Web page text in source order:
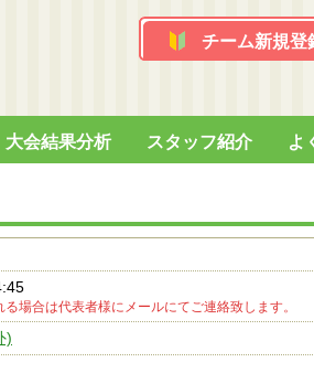
チーム新規登
大会結果分析 スタッフ紹介 よ
場合は代表者様にメールにてご連絡致します。
)